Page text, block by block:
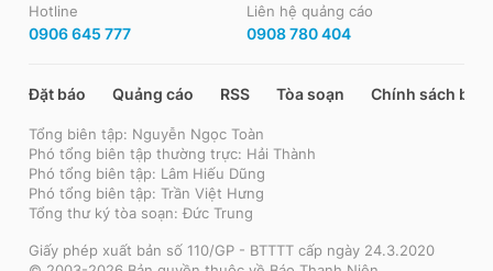
Hotline
0906 645 777
Liên hệ quảng cáo
0908 780 404
Đặt báo Quảng cáo RSS Tòa soạn Chính sách bảo
Tổng biên tập: Nguyễn Ngọc Toàn
Phó tổng biên tập thường trực: Hải Thành
Phó tổng biên tập: Lâm Hiếu Dũng
Phó tổng biên tập: Trần Việt Hưng
Tổng thư ký tòa soạn: Đức Trung
Giấy phép xuất bản số 110/GP - BTTTT cấp ngày 24.3.2020